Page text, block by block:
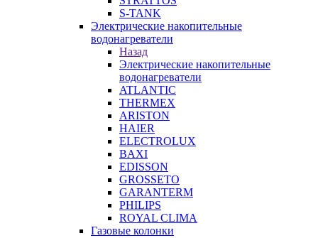
S-TANK
Электрические накопительные
водонагреватели
Назад
Электрические накопительные
водонагреватели
ATLANTIC
THERMEX
ARISTON
HAIER
ELECTROLUX
BAXI
EDISSON
GROSSETO
GARANTERM
PHILIPS
ROYAL CLIMA
Газовые колонки